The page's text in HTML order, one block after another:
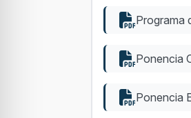
Programa
Ponencia
Ponencia